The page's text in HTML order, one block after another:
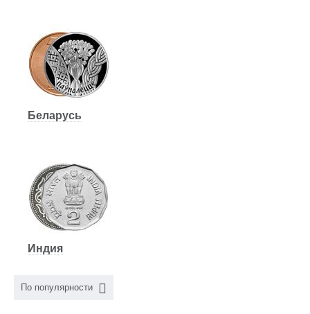
Беларусь
Индия
По популярности